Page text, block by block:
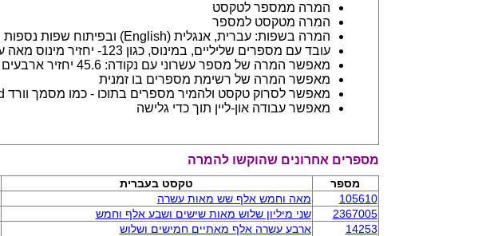
המרה ממספר לטקסט
המרה מטקסט למספר
המרה בשפות: עברית, אנגלית (English) ובפיתוח שפות נספות
עובד עם מספרים שליליים, במינוס, כגון 123- יחזיר מינוס מאה עשרים ושלוש
מאפשר המרה של מספר עשרוני עם נקודה: 45.6 יחזיר ארבעים וחמש נקודה שש
מאפשר המרה של רשימת מספרים בו זמנית
מאפשר לסרוק טקסט ולהמיר מספרים בתוכו - כמו מסמך וורד Word או גליון נתוני אקסל Excel
מאפשר עבודה און-ליין תוך כדי גלישה
מספרים אחרונים שהוקשו להמרה
מספר טקסט בעברית
105610
מאה וחמש אלף שש מאות עשרה
2367005
שני מיליון שלוש מאות שישים ושבע אלף וחמש
14253
ארבע עשרה אלף מאתיים חמישים ושלוש